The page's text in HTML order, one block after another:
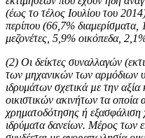
(έως το τέλος Ιουλίου του
περίπου (66,7%
μεζονέτες, 5,9% οικόπεδα,
(2) Οι δείκτες συναλλαγών
των μηχανικών των αρμόδιων
ιδρυμάτων σχετικά µε την
οικιστικών ακινήτων τα οποία
χρηματοδότησης ή
ιδρύματα δανείων. Μέρος των